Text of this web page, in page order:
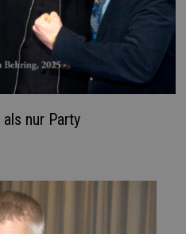
nur Party